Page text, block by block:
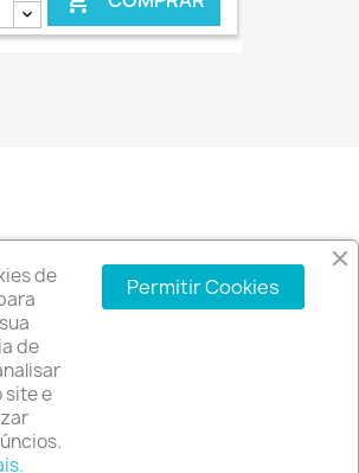
de comércio eletrónico por
de
de
site e
Permitir Cookies